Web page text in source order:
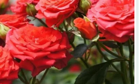
გამოიყენება ამ დროს.